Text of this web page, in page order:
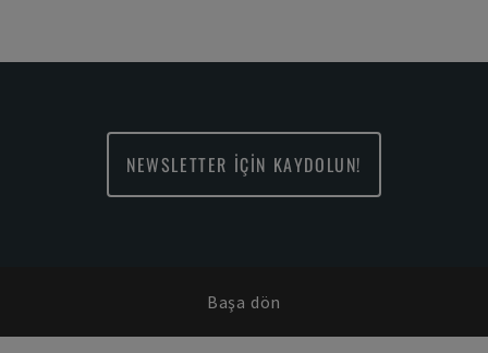
NEWSLETTER İÇİN KAYDOLUN!
Başa dön